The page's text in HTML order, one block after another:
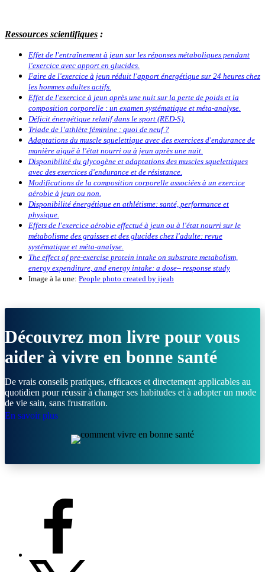
Ressources scientifiques :
Effet de l'entraînement à jeun sur les réponses métaboliques pendant
l'exercice avec apport en glucides.
Faire de l'exercice à jeun réduit l'apport énergétique sur 24 heures chez
les hommes adultes actifs.
Effet de l'exercice à jeun après une nuit sur la perte de poids et la
composition corporelle : un examen systématique et méta-analyse.
Déficit énergétique relatif dans le sport (RED-S).
Triade de l’athlète féminine : quoi de neuf ?
Adaptations du muscle squelettique avec des exercices d'endurance de
manière aiguë à l'état nourri ou à jeun après une nuit.
Disponibilité du glycogène et adaptations des muscles squelettiques
avec des exercices d'endurance et de résistance.
Modifications de la composition corporelle associées à un exercice
aérobie à jeun ou non.
Disponibilité énergétique en athlétisme: santé, performance et
physique.
Effets de l'exercice aérobie effectué à jeun ou à l'état nourri sur le
métabolisme des graisses et des glucides chez l'adulte: revue
systématique et méta-analyse.
The effect of pre-exercise protein intake on substrate metabolism,
energy expenditure, and energy intake: a dose– response study
Image à la une: People photo created by ijeab
Découvrez mon livre pour vous
aider à vivre en bonne santé
De vrais conseils pratiques, efficaces et directement applicables au
quotidien pour réussir à changer ses habitudes et à adopter un mode
de vie sain, sans frustration.
En savoir plus